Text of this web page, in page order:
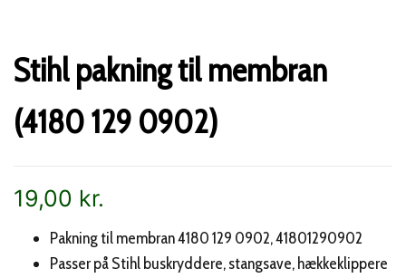
Stihl pakning til membran
(4180 129 0902)
19,00 kr.
Pakning til membran 4180 129 0902, 41801290902
Passer på Stihl buskryddere, stangsave, hækkeklippere